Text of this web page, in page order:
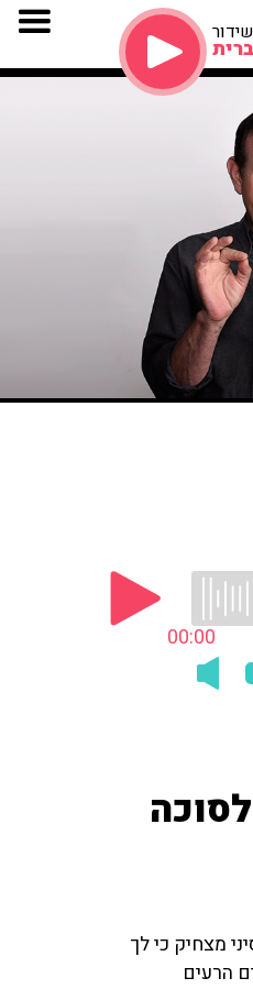
00:00
אקספרס את 4 המינים במחיר סיני מצחיק כי לך
הרעים